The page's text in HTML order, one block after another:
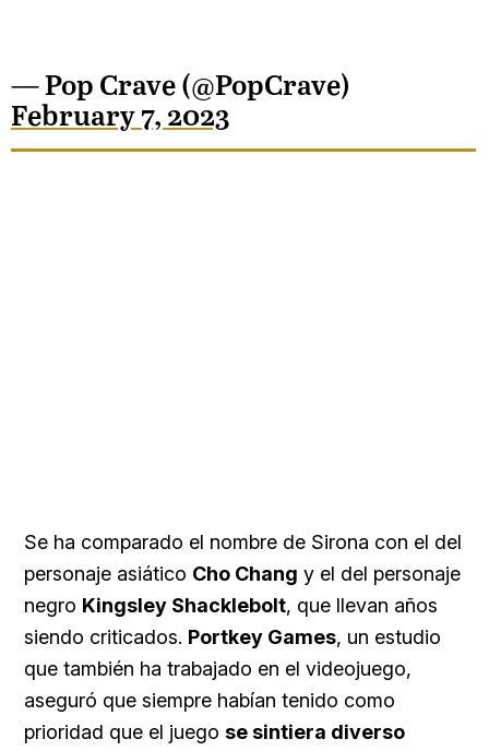
— Pop Crave (@PopCrave)
February 7, 2023
Se ha comparado el nombre de Sirona con el del
personaje asiático Cho Chang y el del personaje
negro Kingsley Shacklebolt, que llevan años
siendo criticados. Portkey Games, un estudio
que también ha trabajado en el videojuego,
aseguró que siempre habían tenido como
prioridad que el juego se sintiera diverso